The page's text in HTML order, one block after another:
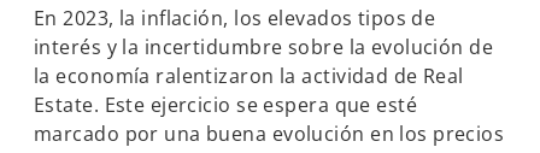
a
p
e
s
t
a
ñ
a
n
u
a
p
e
s
t
a
ñ
a
n
u
a
p
e
s
t
a
ñ
a
n
u
En 2023, la inflación, los elevados tipos de
interés y la incertidumbre sobre la evolución de
la economía ralentizaron la actividad de Real
Estate. Este ejercicio se espera que esté
marcado por una buena evolución en los precios